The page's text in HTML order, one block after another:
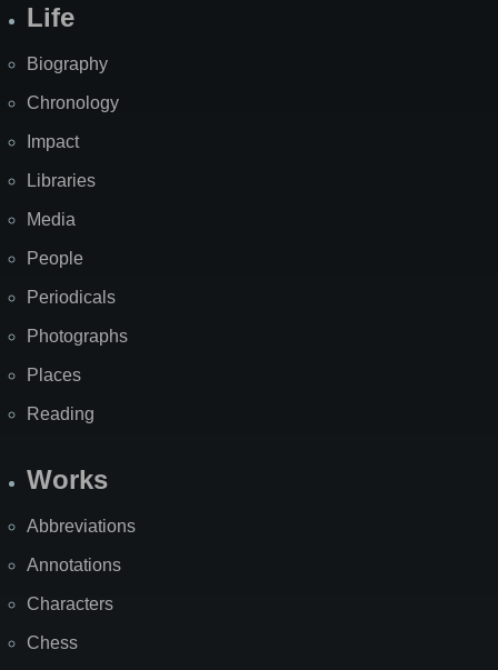
Life
Biography
Chronology
Impact
Libraries
Media
People
Periodicals
Photographs
Places
Reading
Works
Abbreviations
Annotations
Characters
Chess